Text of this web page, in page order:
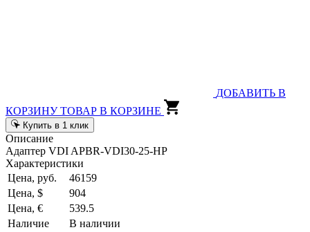
ДОБАВИТЬ В
КОРЗИНУ ТОВАР В КОРЗИНЕ
Купить в 1 клик
Описание
Адаптер VDI APBR-VDI30-25-HP
Характеристики
Цена, руб.
46159
Цена, $
904
Цена, €
539.5
Наличие
В наличии